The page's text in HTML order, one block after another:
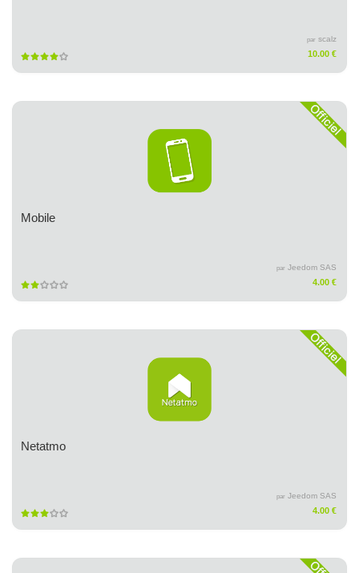
par scalz
10.00 €
Mobile
par Jeedom SAS
4.00 €
Netatmo
par Jeedom SAS
4.00 €